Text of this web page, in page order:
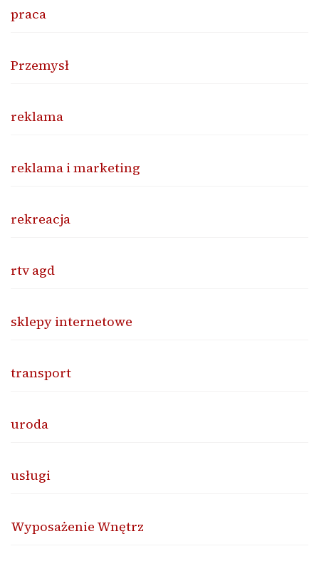
praca
Przemysł
reklama
reklama i marketing
rekreacja
rtv agd
sklepy internetowe
transport
uroda
usługi
Wyposażenie Wnętrz